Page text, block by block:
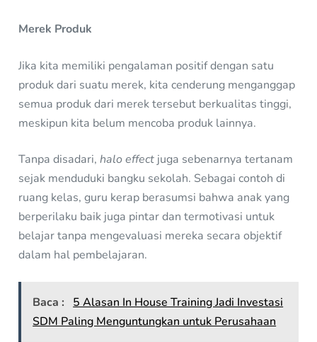
Merek Produk
Jika kita memiliki pengalaman positif dengan satu
produk dari suatu merek, kita cenderung menganggap
semua produk dari merek tersebut berkualitas tinggi,
meskipun kita belum mencoba produk lainnya.
Tanpa disadari,halo effect juga sebenarnya tertanam
sejak menduduki bangku sekolah. Sebagai contoh di
ruang kelas, guru kerap berasumsi bahwa anak yang
berperilaku baik juga pintar dan termotivasi untuk
belajar tanpa mengevaluasi mereka secara objektif
dalam hal pembelajaran.
Baca :
5 Alasan In House Training Jadi Investasi
SDM Paling Menguntungkan untuk Perusahaan